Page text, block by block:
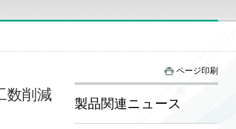
数削減
ページ印刷
製品関連ニュース